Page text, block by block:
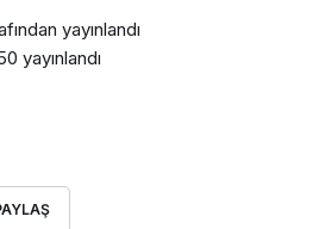
yayınlandı
yayınlandı